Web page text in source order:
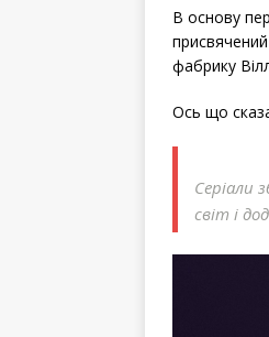
В основу
фабрику
Ось що
Серіали
світ і